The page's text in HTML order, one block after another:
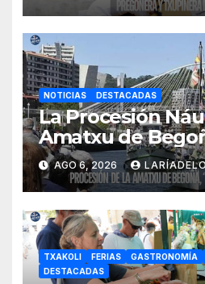
NOTICIAS DESTACADAS
La Procesión
Amatxu de
la ría el 14 de
embarcaciones
AGO 6, 2026
TXAKOLI FERIAS GASTRONOMÍA
DESTACADAS